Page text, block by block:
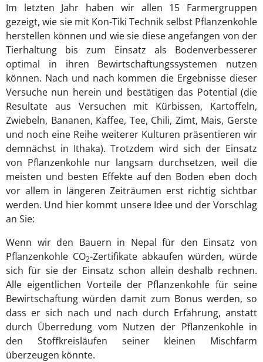
Im letzten Jahr haben wir allen 15 Farmergruppen
gezeigt, wie sie mit Kon-Tiki Technik selbst Pflanzenkohle
herstellen können und wie sie diese angefangen von der
Tierhaltung bis zum Einsatz als Bodenverbesserer
optimal in ihren Bewirtschaftungssystemen nutzen
können. Nach und nach kommen die Ergebnisse dieser
Versuche nun herein und bestätigen das Potential (die
Resultate aus Versuchen mit Kürbissen, Kartoffeln,
Zwiebeln, Bananen, Kaffee, Tee, Chili, Zimt, Mais, Gerste
und noch eine Reihe weiterer Kulturen präsentieren wir
demnächst in Ithaka). Trotzdem wird sich der Einsatz
von Pflanzenkohle nur langsam durchsetzen, weil die
meisten und besten Effekte auf den Boden eben doch
vor allem in längeren Zeiträumen erst richtig sichtbar
werden. Und hier kommt unsere Idee und der Vorschlag
an Sie:
Wenn wir den Bauern in Nepal für den Einsatz von
Pflanzenkohle CO2-Zertifikate abkaufen würden, würde
sich für sie der Einsatz schon allein deshalb rechnen.
Alle eigentlichen Vorteile der Pflanzenkohle für seine
Bewirtschaftung würden damit zum Bonus werden, so
dass er sich nach und nach durch Erfahrung, anstatt
durch Überredung vom Nutzen der Pflanzenkohle in
den Stoffkreisläufen seiner kleinen Mischfarm
überzeugen könnte.